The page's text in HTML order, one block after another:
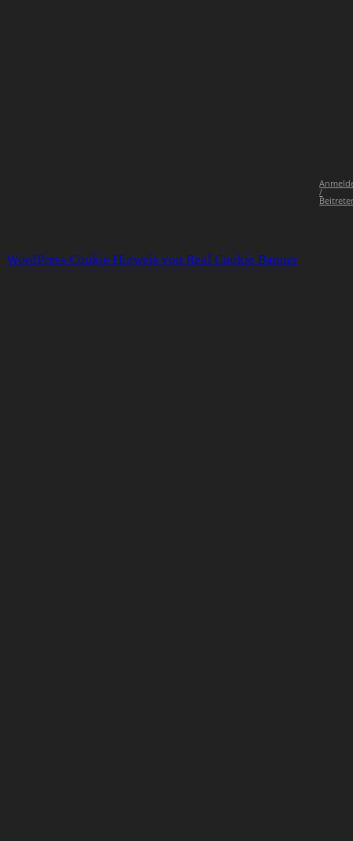
/
WordPress Cookie Hinweis von Real Cookie Banner